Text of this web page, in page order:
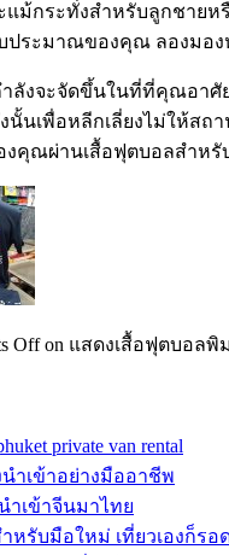
กระทั่งสำหรับลูกชายหรื
ประมาณของคุณ ลองม
ำลังจะจัดขึ้นในที่ที่คุณอ
นั้นเพื่อหลีกเลี่ยงไม่ให้ส
คุณผ่านเสื้อฟุตบอลสำหรั
Offon แสดงเสื้อฟุตบอล
private van rental
ำเข้าอย่างมืออาชีพ
ำเข้าจีนมาไทย
หรับมือใหม่ เที่ยวเองก็รอ